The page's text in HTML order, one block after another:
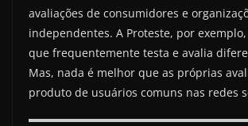
avaliações de consumidores e
independentes. A Proteste, por
que frequentemente testa e avalia
Mas, nada é melhor que as próprias
produto de usuários comuns nas redes